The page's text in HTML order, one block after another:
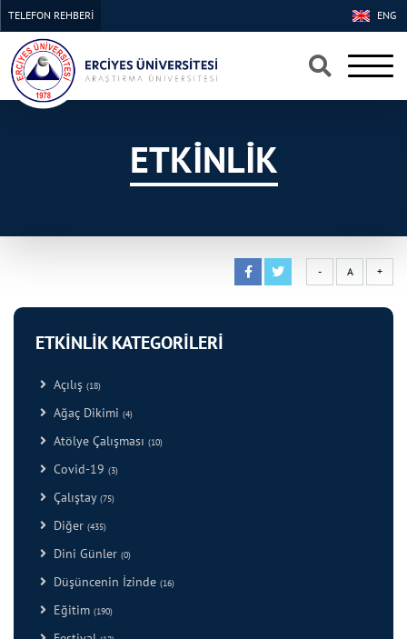
×
×
ENG
TELEFON REHBERİ
ETKİNLİK
- A +
ETKİNLİK KATEGORİLERİ
Açılış (18)
Ağaç Dikimi (4)
Atölye Çalışması (10)
Covid-19 (3)
Çalıştay (75)
Diğer (435)
Dini Günler (0)
Düşüncenin İzinde (16)
Eğitim (190)